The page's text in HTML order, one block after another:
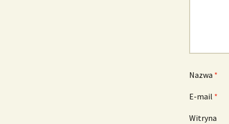
Nazwa *
E-mail *
Witryna